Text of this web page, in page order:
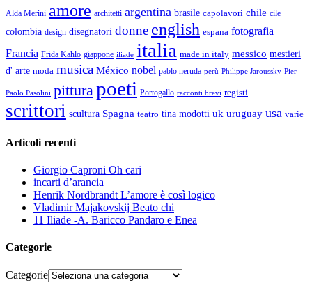
Alda Merini amore architetti argentina brasile capolavori chile cile
colombia design disegnatori donne english espana fotografia
Francia Frida Kahlo giappone iliade italia made in italy messico mestieri
d' arte moda musica México nobel pablo neruda perù Philippe Jaroussky Pier
Paolo Pasolini pittura poeti Portogallo racconti brevi registi
scrittori scultura Spagna teatro tina modotti uk uruguay usa varie
Articoli recenti
Giorgio Caproni Oh cari
incarti d’arancia
Henrik Nordbrandt L’amore è così logico
Vladimir Majakovskij Beato chi
11 Iliade -A. Baricco Pandaro e Enea
Categorie
Categorie